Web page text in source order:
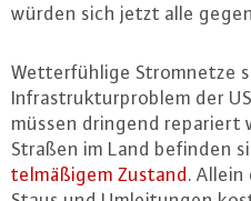
würden sich jetzt alle
Wet­ter­füh­li­ge Strom­net­ze
In­fra­struk­tur­pro­blem der
müssen dringend repariert
Straßen im Land befinden
tel­mä­ßi­gem Zustand. Allein